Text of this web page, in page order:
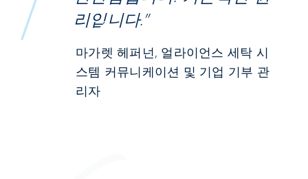
리입니다.”
마가렛 헤퍼넌, 얼라이언스 세탁 시
스템 커뮤니케이션 및 기업 기부 관
리자